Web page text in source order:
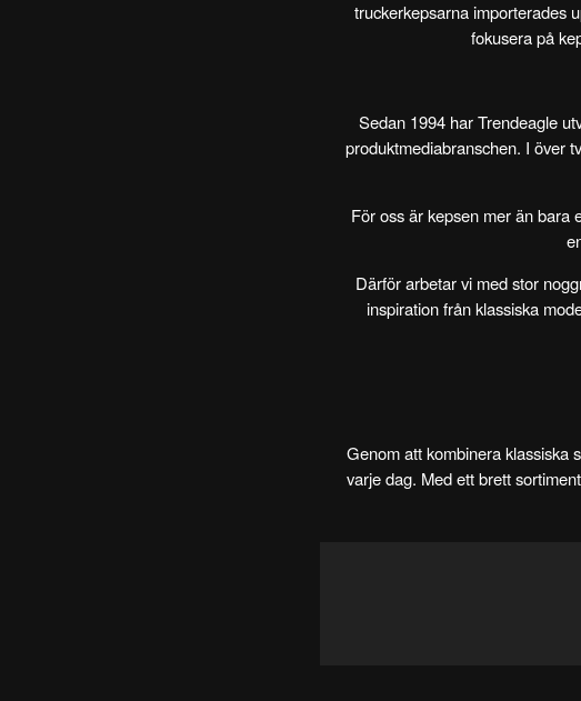
truckerkepsarna importerades
fokusera på
Sedan 1994 har Trendeagle
produktmediabranschen. I över
För oss är kepsen mer än bara
Därför arbetar vi med stor
inspiration från klassiska
Genom att kombinera klassiska
varje dag. Med ett brett